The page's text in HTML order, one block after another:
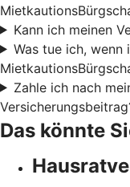
Kann ich meinen
Was tue ich, wenn
Zahle ich nach
Das könnte